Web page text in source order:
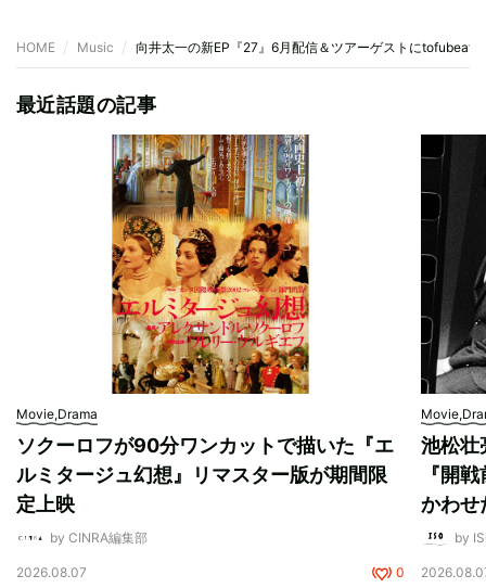
HOME Music 向井太一の新EP『27』6月配信＆ツアーゲストにtofubeats
最近話題の記事
Movie,Drama
ソクーロフが90分ワンカットで描いた『エ
ルミタージュ幻想』リマスター版が期間限
定上映
by CINRA編集部
2026.08.07 0
池松壮
『開
かわせ
by